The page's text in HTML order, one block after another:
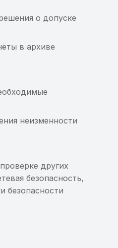
о допуске
в архиве
неизменности
других
безопасность,
безопасности